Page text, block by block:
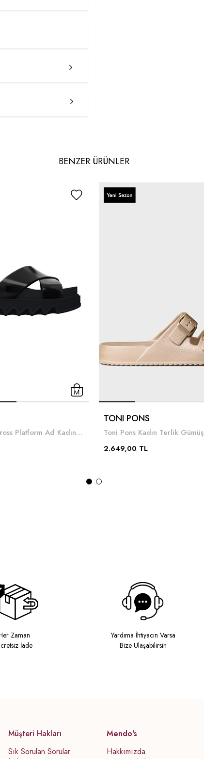
BENZER ÜRÜNLER
Melissa Cozy Cross Platform Ad Kadın Terlik
TONI PONS
Toni Pons Kadın Terlik Gümüş
2.649,00 TL
Zaman
İade
Yardıma İhtiyacın Varsa
Bize Ulaşabilirsin
Müşteri Hakları
Sık Sorulan Sorular
Mendo's
Hakkımızda